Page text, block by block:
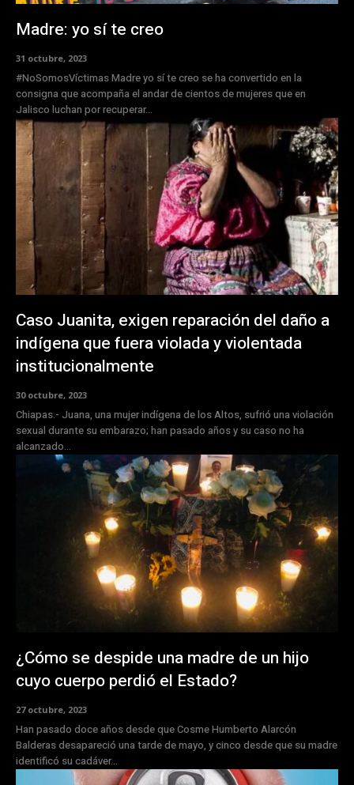
Madre: yo sí te creo
31 octubre, 2023
#NoSomosVíctimas Madre yo sí te creo se ha convertido en la
consigna que acompaña el andar de cientos de mujeres que en
Jalisco luchan por recuperar...
Caso Juanita, exigen reparación del daño a
indígena que fuera violada y violentada
institucionalmente
30 octubre, 2023
Chiapas.- Juana, una mujer indígena de los Altos, sufrió una violación
sexual durante su embarazo; han pasado años y su caso no ha
alcanzado...
¿Cómo se despide una madre de un hijo
cuyo cuerpo perdió el Estado?
27 octubre, 2023
Han pasado doce años desde que Cosme Humberto Alarcón
Balderas desapareció una tarde de mayo, y cinco desde que su madre
identificó su cadáver...